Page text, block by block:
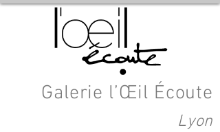
Galerie l’Œil Écoute
Lyon